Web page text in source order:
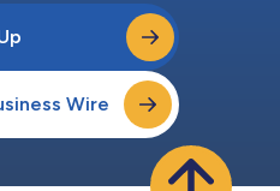
Wire